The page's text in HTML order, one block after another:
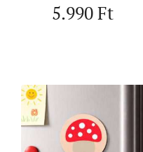
5.990Ft